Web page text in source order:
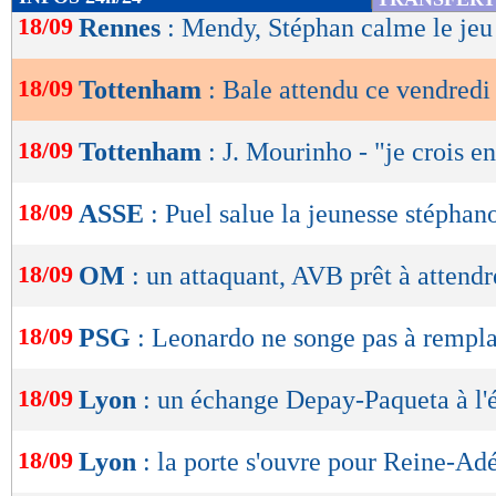
de
OK
18/09 Rennes : Mendy, Stéphan calme le jeu
18/09 Tottenham : Bale attendu ce
18/09 Tottenham : J. Mourinho - "je crois
18/09 ASSE : Puel salue la jeunesse
18/09 OM : un attaquant, AVB prêt à
18/09 PSG : Leonardo ne songe pas à
18/09 Lyon : un échange Depay-Paqueta à
18/09 Lyon : la porte s'ouvre pour Reine-